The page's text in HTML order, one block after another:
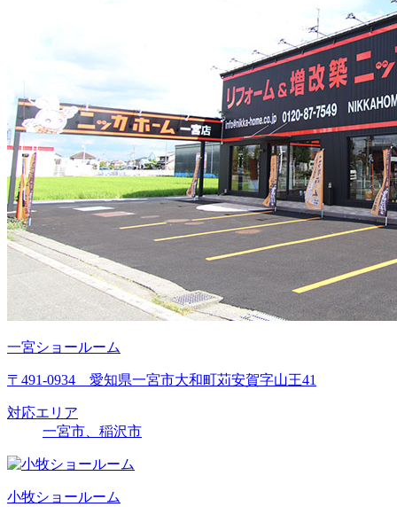
一宮ショールーム
〒491-0934 愛知県一宮市大和町苅安賀字山王41
対応エリア
一宮市、稲沢市
小牧ショールーム